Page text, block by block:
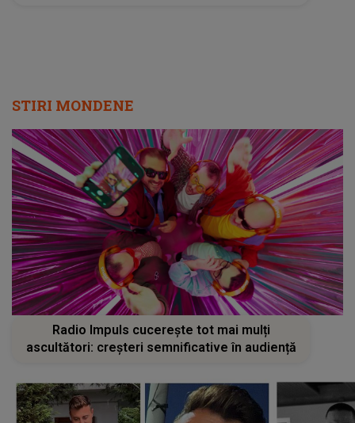
STIRI MONDENE
Radio Impuls cucerește tot mai mulți
ascultători: creșteri semnificative în audiență